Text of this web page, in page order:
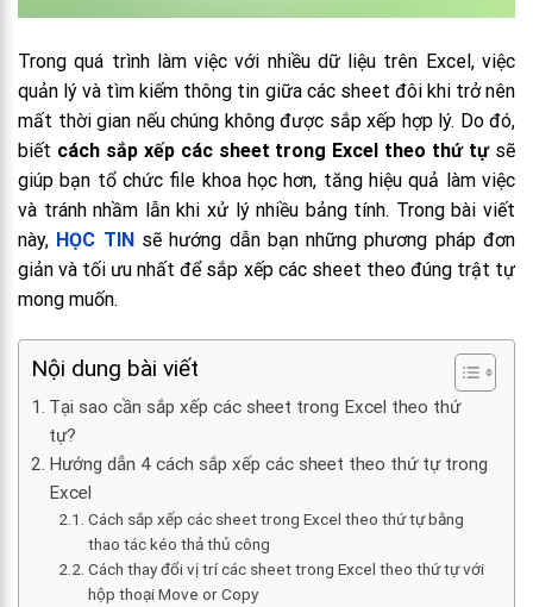
Trong quá trình làm việc với nhiều dữ liệu trên Excel, việc
quản lý và tìm kiếm thông tin giữa các sheet đôi khi trở nên
mất thời gian nếu chúng không được sắp xếp hợp lý. Do đó,
biết cách sắp xếp các sheet trong Excel theo thứ tựsẽ
giúp bạn tổ chức file khoa học hơn, tăng hiệu quả làm việc
và tránh nhầm lẫn khi xử lý nhiều bảng tính. Trong bài viết
này, HỌC TINsẽ hướng dẫn bạn những phương pháp đơn
giản và tối ưu nhất để sắp xếp các sheet theo đúng trật tự
mong muốn.
Nội dung bài viết
Tại sao cần sắp xếp các sheet trong Excel theo thứ
tự?
Hướng dẫn 4 cách sắp xếp các sheet theo thứ tự trong
Excel
Cách sắp xếp các sheet trong Excel theo thứ tự bằng
thao tác kéo thả thủ công
Cách thay đổi vị trí các sheet trong Excel theo thứ tự với
hộp thoại Move or Copy